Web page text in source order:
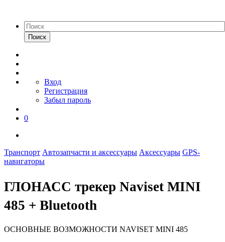
Поиск
Вход
Регистрация
Забыл пароль
0
Транспорт Автозапчасти и аксессуары Аксессуары GPS-
навигаторы
ГЛОНАСС трекер Naviset MINI
485 + Bluetooth
ОСНОВНЫЕ ВОЗМОЖНОСТИ NAVISET MINI 485